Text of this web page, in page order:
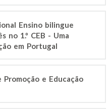
Ensino bilingue
no 1.º CEB - Uma
em Portugal
Promoção e Educação